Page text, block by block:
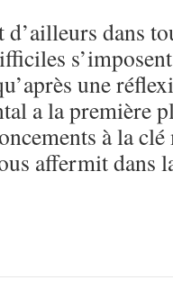
d’ailleurs dans
une
a la première
à la
affermit dans